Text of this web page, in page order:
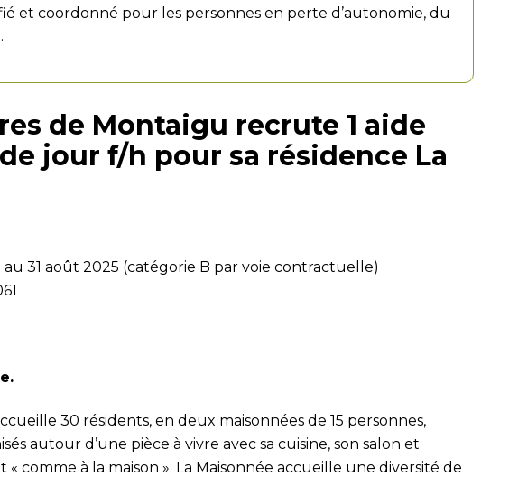
et coordonné pour les personnes en perte d’autonomie, du
de Montaigu recrute 1 aide
jour f/h pour sa résidence La
31 août 2025 (catégorie B par voie contractuelle)
30 résidents, en deux maisonnées de 15 personnes,
autour d’une pièce à vivre avec sa cuisine, son salon et
« comme à la maison ». La Maisonnée accueille une diversité de